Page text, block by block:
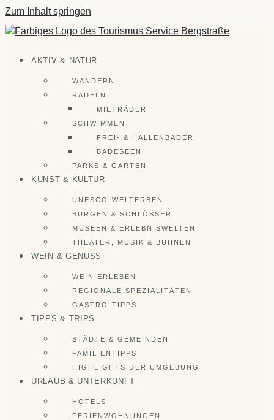
Zum Inhalt springen
AKTIV & NATUR
WANDERN
RADELN
MIETRÄDER
SCHWIMMEN
FREI- & HALLENBÄDER
BADESEEN
PARKS & GÄRTEN
KUNST & KULTUR
UNESCO-WELTERBEN
BURGEN & SCHLÖSSER
MUSEEN & ERLEBNISWELTEN
THEATER, MUSIK & BÜHNEN
WEIN & GENUSS
WEIN ERLEBEN
REGIONALE SPEZIALITÄTEN
GASTRO-TIPPS
TIPPS & TRIPS
STÄDTE & GEMEINDEN
FAMILIENTIPPS
HIGHLIGHTS DER UMGEBUNG
URLAUB & UNTERKUNFT
HOTELS
FERIENWOHNUNGEN